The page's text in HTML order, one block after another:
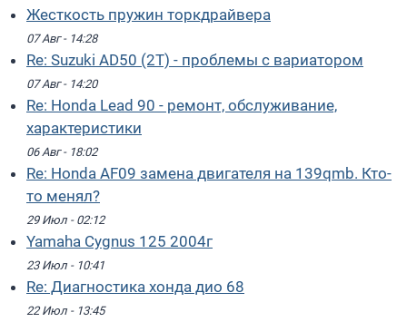
Жесткость пружин торкдрайвера
07 Авг - 14:28
Re: Suzuki AD50 (2T) - проблемы с вариатором
07 Авг - 14:20
Re: Honda Lead 90 - ремонт, обслуживание,
характеристики
06 Авг - 18:02
Re: Honda AF09 замена двигателя на 139qmb. Кто-
то менял?
29 Июл - 02:12
Yamaha Cygnus 125 2004г
23 Июл - 10:41
Re: Диагностика хонда дио 68
22 Июл - 13:45